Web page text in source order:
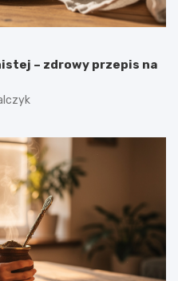
– zdrowy przepis na